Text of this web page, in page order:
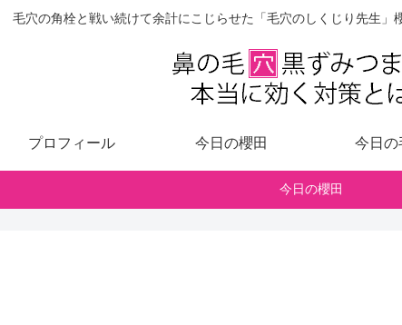
毛穴の角栓と戦い続けて余計にこじらせた「毛穴のしくじり先生」
プロフィール 今日の櫻田 今日の
今日の櫻田